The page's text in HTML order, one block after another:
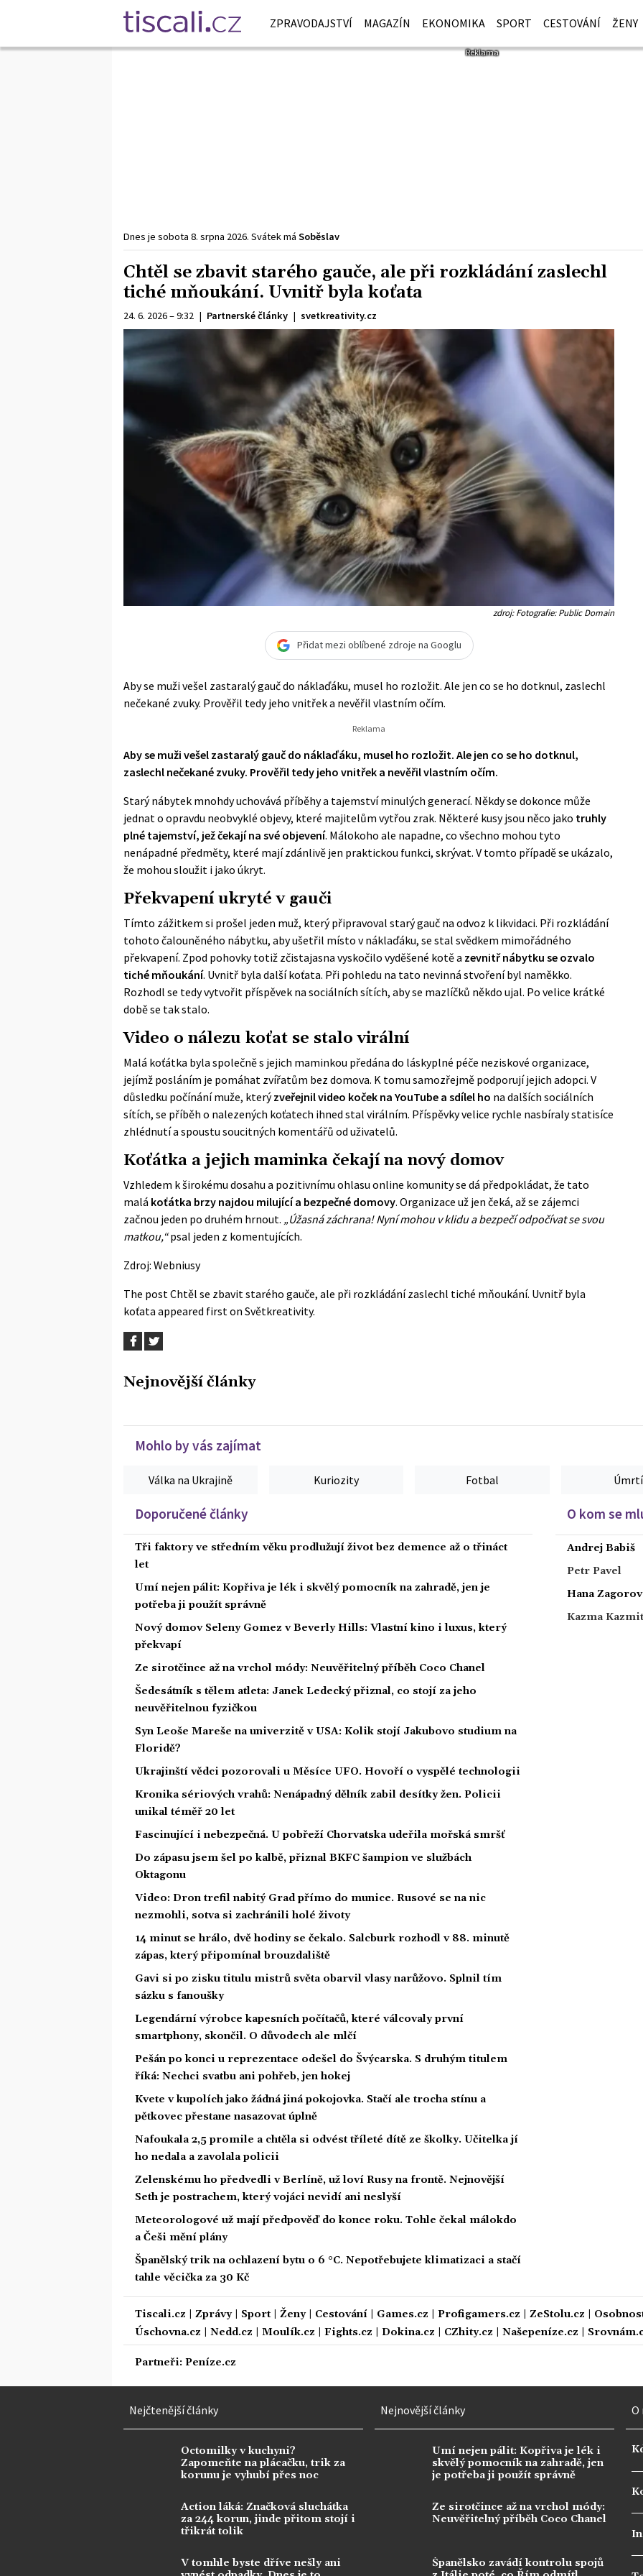
ZPRAVODAJSTVÍ MAGAZÍN EKONOMIKA SPORT CESTOVÁNÍ ŽENY
Dnes je sobota 8. srpna 2026. Svátek má Soběslav
Chtěl se zbavit starého gauče, ale při rozkládání zaslechl
tiché mňoukání. Uvnitř byla koťata
24. 6. 2026 – 9:32 | Partnerské články | svetkreativity.cz
zdroj: Fotografie: Public Domain
Přidat mezi oblíbené zdroje na Googlu
Aby se muži vešel zastaralý gauč do náklaďáku, musel ho rozložit. Ale jen co se ho dotknul, zaslechl
nečekané zvuky. Prověřil tedy jeho vnitřek a nevěřil vlastním očím.
Aby se muži vešel zastaralý gauč do náklaďáku, musel ho rozložit. Ale jen co se ho dotknul,
zaslechl nečekané zvuky. Prověřil tedy jeho vnitřek a nevěřil vlastním očím.
Starý nábytek mnohdy uchovává příběhy a tajemství minulých generací. Někdy se dokonce může
jednat o opravdu neobvyklé objevy, které majitelům vytřou zrak. Některé kusy jsou něco jako truhly
plné tajemství, jež čekají na své objevení. Málokoho ale napadne, co všechno mohou tyto
nenápadné předměty, které mají zdánlivě jen praktickou funkci, skrývat. V tomto případě se ukázalo,
že mohou sloužit i jako úkryt.
Překvapení ukryté v gauči
Tímto zážitkem si prošel jeden muž, který připravoval starý gauč na odvoz k likvidaci. Při rozkládání
tohoto čalouněného nábytku, aby ušetřil místo v náklaďáku, se stal svědkem mimořádného
překvapení. Zpod pohovky totiž zčistajasna vyskočilo vyděšené kotě a zevnitř nábytku se ozvalo
tiché mňoukání. Uvnitř byla další koťata. Při pohledu na tato nevinná stvoření byl naměkko.
Rozhodl se tedy vytvořit příspěvek na sociálních sítích, aby se mazlíčků někdo ujal. Po velice krátké
době se tak stalo.
Video o nálezu koťat se stalo virální
Malá koťátka byla společně s jejich maminkou předána do láskyplné péče neziskové organizace,
jejímž posláním je pomáhat zvířatům bez domova. K tomu samozřejmě podporují jejich adopci. V
důsledku počínání muže, kterýzveřejnil video koček na YouTube a sdílel ho na dalších sociálních
sítích, se příběh o nalezených koťatech ihned stal virálním. Příspěvky velice rychle nasbíraly statisíce
zhlédnutí a spoustu soucitných komentářů od uživatelů.
Koťátka a jejich maminka čekají na nový domov
Vzhledem k širokému dosahu a pozitivnímu ohlasu online komunity se dá předpokládat, že tato
malá koťátka brzy najdou milující a bezpečné domovy. Organizace už jen čeká, až se zájemci
začnou jeden po druhém hrnout. „Úžasná záchrana! Nyní mohou v klidu a bezpečí odpočívat se svou
matkou,“psal jeden z komentujících.
Zdroj: Webniusy
The post Chtěl se zbavit starého gauče, ale při rozkládání zaslechl tiché mňoukání. Uvnitř byla
koťata appeared first on Světkreativity.
Nejnovější články
Mohlo by vás zajímat
Válka na Ukrajině Kuriozity Fotbal Úmrtí
Doporučené články
Tři faktory ve středním věku prodlužují život bez demence až o třináct
let
Umí nejen pálit: Kopřiva je lék i skvělý pomocník na zahradě, jen je
potřeba ji použít správně
Nový domov Seleny Gomez v Beverly Hills: Vlastní kino i luxus, který
překvapí
Ze sirotčince až na vrchol módy: Neuvěřitelný příběh Coco Chanel
Šedesátník s tělem atleta: Janek Ledecký přiznal, co stojí za jeho
neuvěřitelnou fyzičkou
Syn Leoše Mareše na univerzitě v USA: Kolik stojí Jakubovo studium na
Floridě?
Ukrajinští vědci pozorovali u Měsíce UFO. Hovoří o vyspělé technologii
Kronika sériových vrahů: Nenápadný dělník zabil desítky žen. Policii
unikal téměř 20 let
Fascinující i nebezpečná. U pobřeží Chorvatska udeřila mořská smršť
Do zápasu jsem šel po kalbě, přiznal BKFC šampion ve službách
Oktagonu
Video: Dron trefil nabitý Grad přímo do munice. Rusové se na nic
nezmohli, sotva si zachránili holé životy
14 minut se hrálo, dvě hodiny se čekalo. Salcburk rozhodl v 88. minutě
zápas, který připomínal brouzdaliště
Gavi si po zisku titulu mistrů světa obarvil vlasy narůžovo. Splnil tím
sázku s fanoušky
Legendární výrobce kapesních počítačů, které válcovaly první
smartphony, skončil. O důvodech ale mlčí
Pešán po konci u reprezentace odešel do Švýcarska. S druhým titulem
říká: Nechci svatbu ani pohřeb, jen hokej
Kvete v kupolích jako žádná jiná pokojovka. Stačí ale trocha stínu a
pětkovec přestane nasazovat úplně
Nafoukala 2,5 promile a chtěla si odvést tříleté dítě ze školky. Učitelka jí
ho nedala a zavolala policii
Zelenskému ho předvedli v Berlíně, už loví Rusy na frontě. Nejnovější
Seth je postrachem, který vojáci nevidí ani neslyší
Meteorologové už mají předpověď do konce roku. Tohle čekal málokdo
a Češi mění plány
Španělský trik na ochlazení bytu o 6 °C. Nepotřebujete klimatizaci a stačí
tahle věcička za 30 Kč
O kom se
Andrej Babiš
Petr Pavel
Hana
Kazma
Tiscali.cz Zprávy| Sport| Ženy| Cestování Games.cz Profigamers.cz ZeStolu.cz
Úschovna.cz
Nedd.cz Moulík.cz Fights.cz Dokina.cz CZhity.cz Našepeníze.cz
Partneři: Peníze.cz
Nejčtenější články
Octomilky v kuchyni?
Zapomeňte na plácačku, trik za
korunu je vyhubí přes noc
Action láká: Značková sluchátka
za 244 korun, jinde přitom stojí i
třikrát tolik
V tomhle byste dříve nešly ani
Nejnovější články
Umí nejen pálit: Kopřiva je lék i
skvělý pomocník na zahradě, jen
je potřeba ji použít správně
Ze sirotčince až na vrchol módy:
Neuvěřitelný příběh Coco Chanel
Španělsko zavádí kontrolu spojů
O